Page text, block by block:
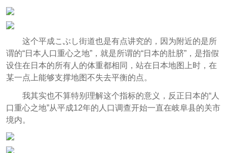
这个平成こぶし街道也是有点讲究的，因为附近的是所
谓的“日本人口重心之地”，就是所谓的“日本的肚脐”，是指假
设住在日本的所有人的体重都相同，站在日本地图上时，在
某一点上能够支撑地图不失去平衡的点。
我其实也不算特别理解这个指标的意义，反正日本的“人
口重心之地”从平成12年的人口调查开始一直在岐阜县的关市
境内。